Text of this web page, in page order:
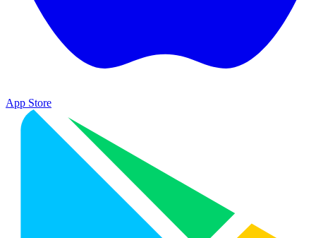
App Store